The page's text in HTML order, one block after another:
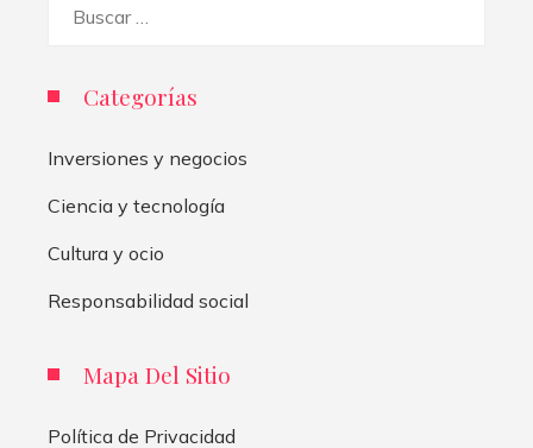
Categorías
Inversiones y negocios
Ciencia y tecnología
Cultura y ocio
Responsabilidad social
Mapa Del Sitio
Política de Privacidad